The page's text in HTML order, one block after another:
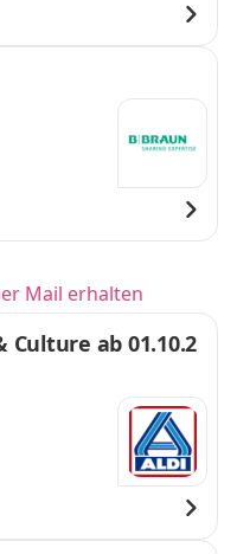
Mail erhalten
ab 01.10.2